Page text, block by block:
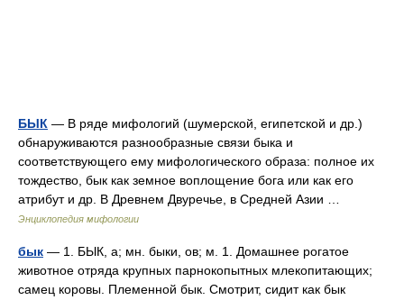
БЫК — В ряде мифологий (шумерской, египетской и др.)
обнаруживаются разнообразные связи быка и
соответствующего ему мифологического образа: полное их
тождество, бык как земное воплощение бога или как его
атрибут и др. В Древнем Двуречье, в Средней Азии …
Энциклопедия мифологии
бык — 1. БЫК, а; мн. быки, ов; м. 1. Домашнее рогатое
животное отряда крупных парнокопытных млекопитающих;
самец коровы. Племенной бык. Смотрит, сидит как бык